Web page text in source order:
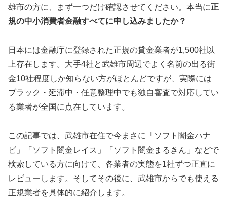
雄市の方に、まず一つだけ確認させてください。本当に正
規の中小消費者金融すべてに申し込みましたか？
日本には金融庁に登録された正規の貸金業者が1,500社以
上存在します。大手4社と武雄市周辺でよく名前の出る街
金10社程度しか知らない方がほとんどですが、実際には
ブラック・延滞中・任意整理中でも独自審査で対応してい
る業者が全国に点在しています。
この記事では、武雄市在住で今まさに「ソフト闇金ハナ
ビ」「ソフト闇金レイス」「ソフト闇金まるきん」などで
検索している方に向けて、各業者の実態を1社ずつ正直に
レビューします。そしてその後に、武雄市からでも使える
正規業者を具体的に紹介します。